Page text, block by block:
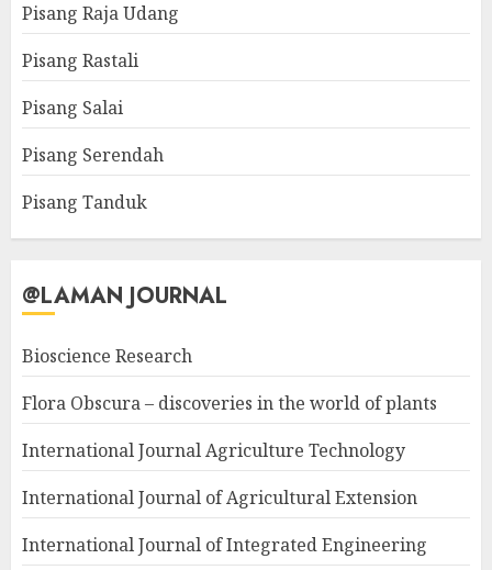
Pisang Raja Udang
Pisang Rastali
Pisang Salai
Pisang Serendah
Pisang Tanduk
@LAMAN JOURNAL
Bioscience Research
Flora Obscura – discoveries in the world of plants
International Journal Agriculture Technology
International Journal of Agricultural Extension
International Journal of Integrated Engineering